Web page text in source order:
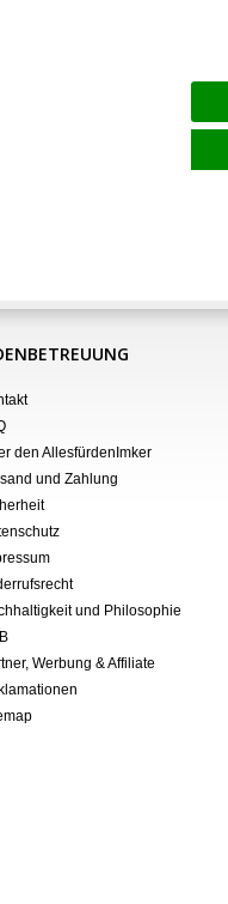
den AllesfürdenImker
und Zahlung
und Philosophie
Werbung & Affiliate